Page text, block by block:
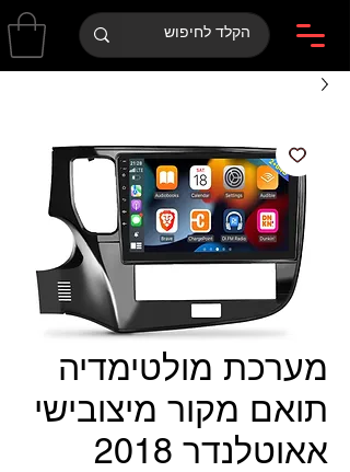
מערכת מולטימדיה
תואם מקור מיצובישי
אאוטלנדר 2018